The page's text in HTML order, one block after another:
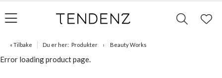
« Tilbake Du er her: Produkter Beauty Works
Error loading product page.